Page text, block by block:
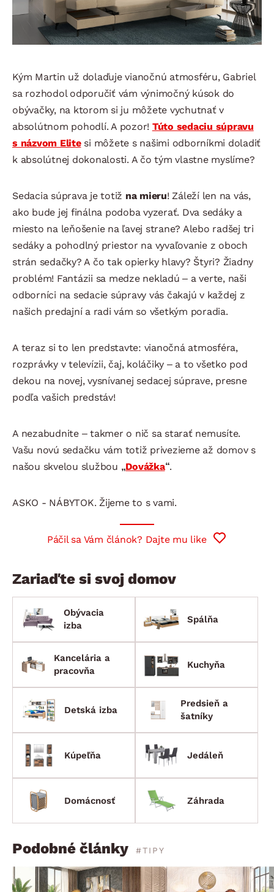
Kým Martin už dolaďuje vianočnú atmosféru, Gabriel
sa rozhodol odporučiť vám výnimočný kúsok do
obývačky, na ktorom si ju môžete vychutnať v
absolútnom pohodlí. A pozor! Túto sedaciu súpravu
s názvom Elitesi môžete s našimi odborníkmi doladiť
k absolútnej dokonalosti. A čo tým vlastne myslíme?
Sedacia súprava je totiž na mieru! Záleží len na vás,
ako bude jej finálna podoba vyzerať. Dva sedáky a
miesto na leňošenie na ľavej strane? Alebo radšej tri
sedáky a pohodlný priestor na vyvaľovanie z oboch
strán sedačky? A čo tak opierky hlavy? Štyri? Žiadny
problém! Fantázii sa medze nekladú – a verte, naši
odborníci na sedacie súpravy vás čakajú v každej z
našich predajní a radi vám so všetkým poradia.
A teraz si to len predstavte: vianočná atmosféra,
rozprávky v televízii, čaj, koláčiky – a to všetko pod
dekou na novej, vysnívanej sedacej súprave, presne
podľa vašich predstáv!
A nezabudnite – takmer o nič sa starať nemusíte.
Vašu novú sedačku vám totiž privezieme až domov s
našou skvelou službou „Dovážka“.
ASKO - NÁBYTOK. Žijeme to s vami.
Páčil sa Vám článok? Dajte mu like
Zariaďte si svoj domov
Obývacia
izba
Spálňa
Kancelária a
pracovňa
Kuchyňa
Detská izba
Predsieň a
šatníky
Kúpeľňa Jedáleň
Domácnosť Záhrada
Podobné články #TIPY